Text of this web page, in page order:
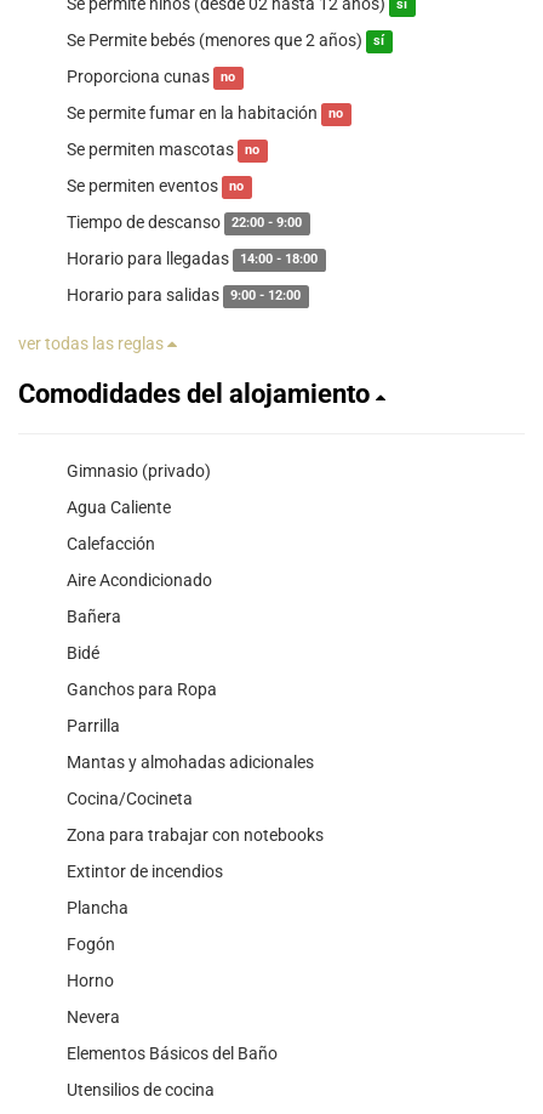
sí
Se Permite bebés (menores que 2 años) sí
Proporciona cunas no
Se permite fumar en la habitación no
Se permiten mascotas no
Se permiten eventos no
Tiempo de descanso 22:00 - 9:00
Horario para llegadas 14:00 - 18:00
Horario para salidas 9:00 - 12:00
ver todas las reglas
Comodidades del alojamiento
Gimnasio (privado)
Agua Caliente
Calefacción
Aire Acondicionado
Bañera
Bidé
Ganchos para Ropa
Parrilla
Mantas y almohadas adicionales
Cocina/Cocineta
Zona para trabajar con notebooks
Extintor de incendios
Plancha
Fogón
Horno
Nevera
Elementos Básicos del Baño
Utensilios de cocina